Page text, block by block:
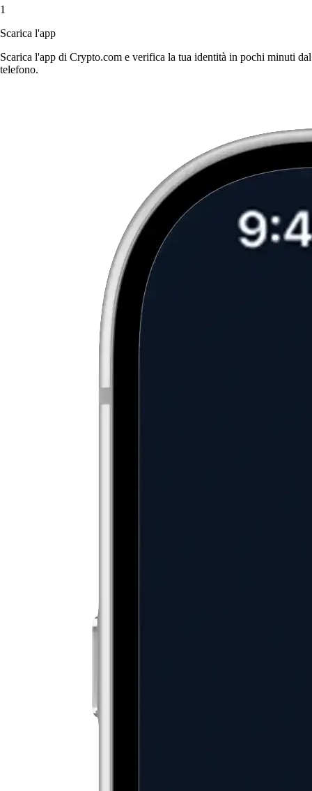
1
Scarica l'app
Scarica l'app di Crypto.com e verifica la tua identità in pochi minuti dal
telefono.